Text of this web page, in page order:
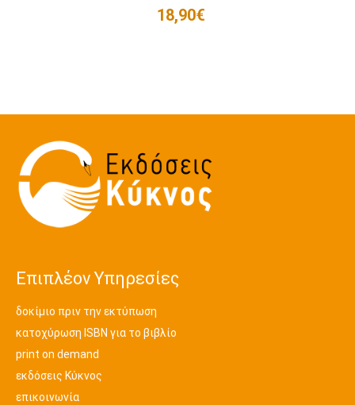
18,90€
Επιπλέον Υπηρεσίες
δοκίμιο πριν την εκτύπωση
κατοχύρωση ISBN για το βιβλίο
print on demand
εκδόσεις Κύκνος
επικοινωνία